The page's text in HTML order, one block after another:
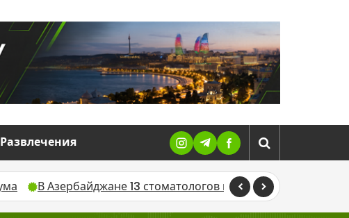
Развлечения
В Азербайджане 13 стоматологов привлекли к